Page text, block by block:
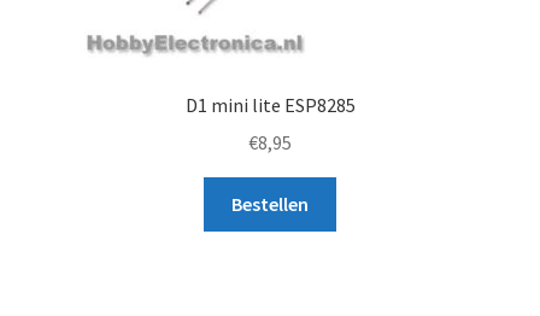
D1 mini lite ESP8285
€8,95
Bestellen